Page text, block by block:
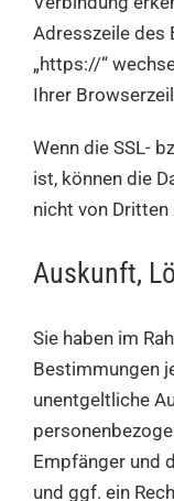
Adresszeile des
„https://“
Ihrer
Wenn die SSL-
ist, können die
nicht von
Auskunft,
Sie haben im
Bestimmungen
unentgeltliche
Empfänger und
und ggf. ein